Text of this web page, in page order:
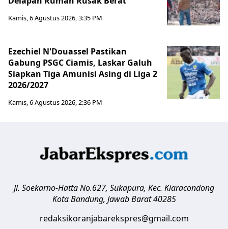
Kamis, 6 Agustus 2026, 3:35 PM
Ezechiel N'Douassel Pastikan
Gabung PSGC Ciamis, Laskar Galuh
Siapkan Tiga Amunisi Asing di Liga 2
2026/2027
Kamis, 6 Agustus 2026, 2:36 PM
Jl. Soekarno-Hatta No.627, Sukapura, Kec. Kiaracondong
Kota Bandung, Jawab Barat 40285
redaksikoranjabarekspres@gmail.com